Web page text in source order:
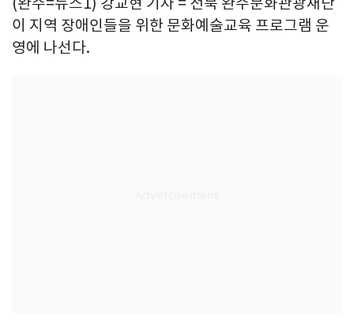
이 지역 장애인들을 위한 문화예술교육 프로그램 운
영에 나선다.